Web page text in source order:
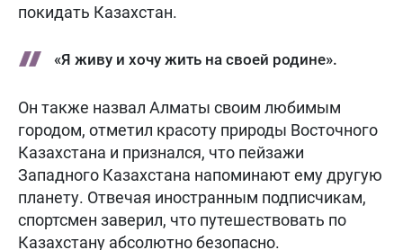
покидать Казахстан.
«Я живу и хочу жить на своей родине».
Он также назвал Алматы своим любимым
городом, отметил красоту природы Восточного
Казахстана и признался, что пейзажи
Западного Казахстана напоминают ему другую
планету. Отвечая иностранным подписчикам,
спортсмен заверил, что путешествовать по
Казахстану абсолютно безопасно.